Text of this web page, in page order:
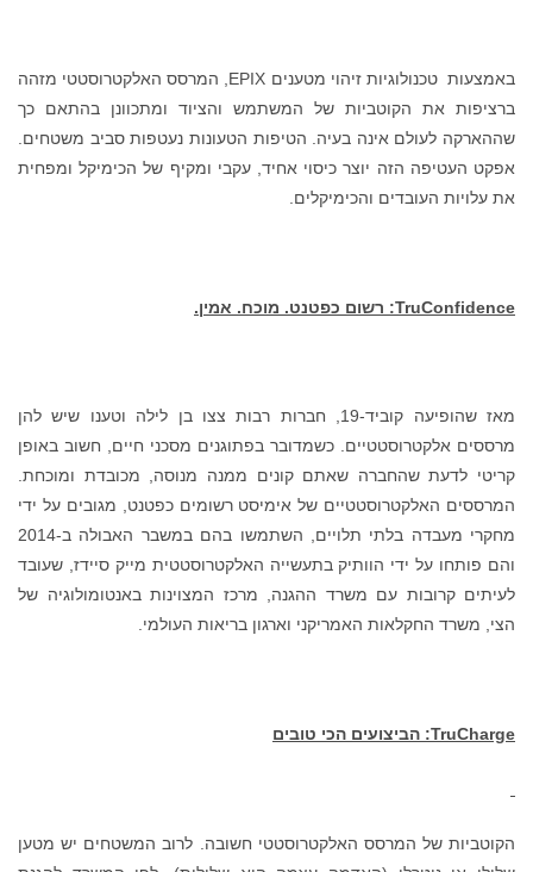
באמצעות טכנולוגיות זיהוי מטענים EPIX, המרסס האלקטרוסטטי מזהה
ברציפות את הקוטביות של המשתמש והציוד ומתכוונן בהתאם כך
שההארקה לעולם אינה בעיה. הטיפות הטעונות נעטפות סביב משטחים.
אפקט העטיפה הזה יוצר כיסוי אחיד, עקבי ומקיף של הכימיקל ומפחית
את עלויות העובדים והכימיקלים.
TruConfidence: רשום כפטנט. מוכח. אמין.
מאז שהופיעה קוביד-19, חברות רבות צצו בן לילה וטענו שיש להן
מרססים אלקטרוסטטיים. כשמדובר בפתוגנים מסכני חיים, חשוב באופן
קריטי לדעת שהחברה שאתם קונים ממנה מנוסה, מכובדת ומוכחת.
המרססים האלקטרוסטטיים של אימיסט רשומים כפטנט, מגובים על ידי
מחקרי מעבדה בלתי תלויים, השתמשו בהם במשבר האבולה ב-2014
והם פותחו על ידי הוותיק בתעשייה האלקטרוסטטית מייק סיידז, שעובד
לעיתים קרובות עם משרד ההגנה, מרכז המצוינות באנטומולוגיה של
הצי, משרד החקלאות האמריקני וארגון בריאות העולמי.
TruCharge: הביצועים הכי טובים
הקוטביות של המרסס האלקטרוסטטי חשובה. לרוב המשטחים יש מטען